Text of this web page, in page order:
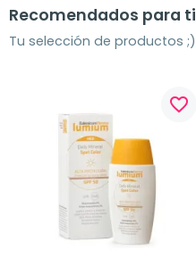
Recomendados para ti
Tu selección de productos ;)
favorite_border